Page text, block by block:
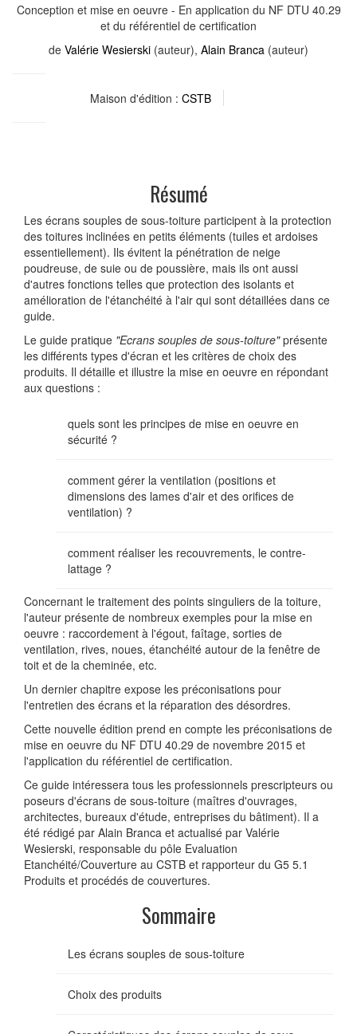
Conception et mise en oeuvre - En application du NF DTU 40.29
et du référentiel de certification
de Valérie Wesierski (auteur), Alain Branca (auteur)
Maison d'édition : CSTB
Résumé
Les écrans souples de sous-toiture participent à la protection
des toitures inclinées en petits éléments (tuiles et ardoises
essentiellement). Ils évitent la pénétration de neige
poudreuse, de suie ou de poussière, mais ils ont aussi
d'autres fonctions telles que protection des isolants et
amélioration de l'étanchéité à l'air qui sont détaillées dans ce
guide.
Le guide pratique "Ecrans souples de sous-toiture"présente
les différents types d'écran et les critères de choix des
produits. Il détaille et illustre la mise en oeuvre en répondant
aux questions :
quels sont les principes de mise en oeuvre en
sécurité ?
comment gérer la ventilation (positions et
dimensions des lames d'air et des orifices de
ventilation) ?
comment réaliser les recouvrements, le contre-
lattage ?
Concernant le traitement des points singuliers de la toiture,
l'auteur présente de nombreux exemples pour la mise en
oeuvre : raccordement à l'égout, faîtage, sorties de
ventilation, rives, noues, étanchéité autour de la fenêtre de
toit et de la cheminée, etc.
Un dernier chapitre expose les préconisations pour
l'entretien des écrans et la réparation des désordres.
Cette nouvelle édition prend en compte les préconisations de
mise en oeuvre du NF DTU 40.29 de novembre 2015 et
l'application du référentiel de certification.
Ce guide intéressera tous les professionnels prescripteurs ou
poseurs d'écrans de sous-toiture (maîtres d'ouvrages,
architectes, bureaux d'étude, entreprises du bâtiment). Il a
été rédigé par Alain Branca et actualisé par Valérie
Wesierski, responsable du pôle Evaluation
Etanchéité/Couverture au CSTB et rapporteur du G5 5.1
Produits et procédés de couvertures.
Sommaire
Les écrans souples de sous-toiture
Choix des produits